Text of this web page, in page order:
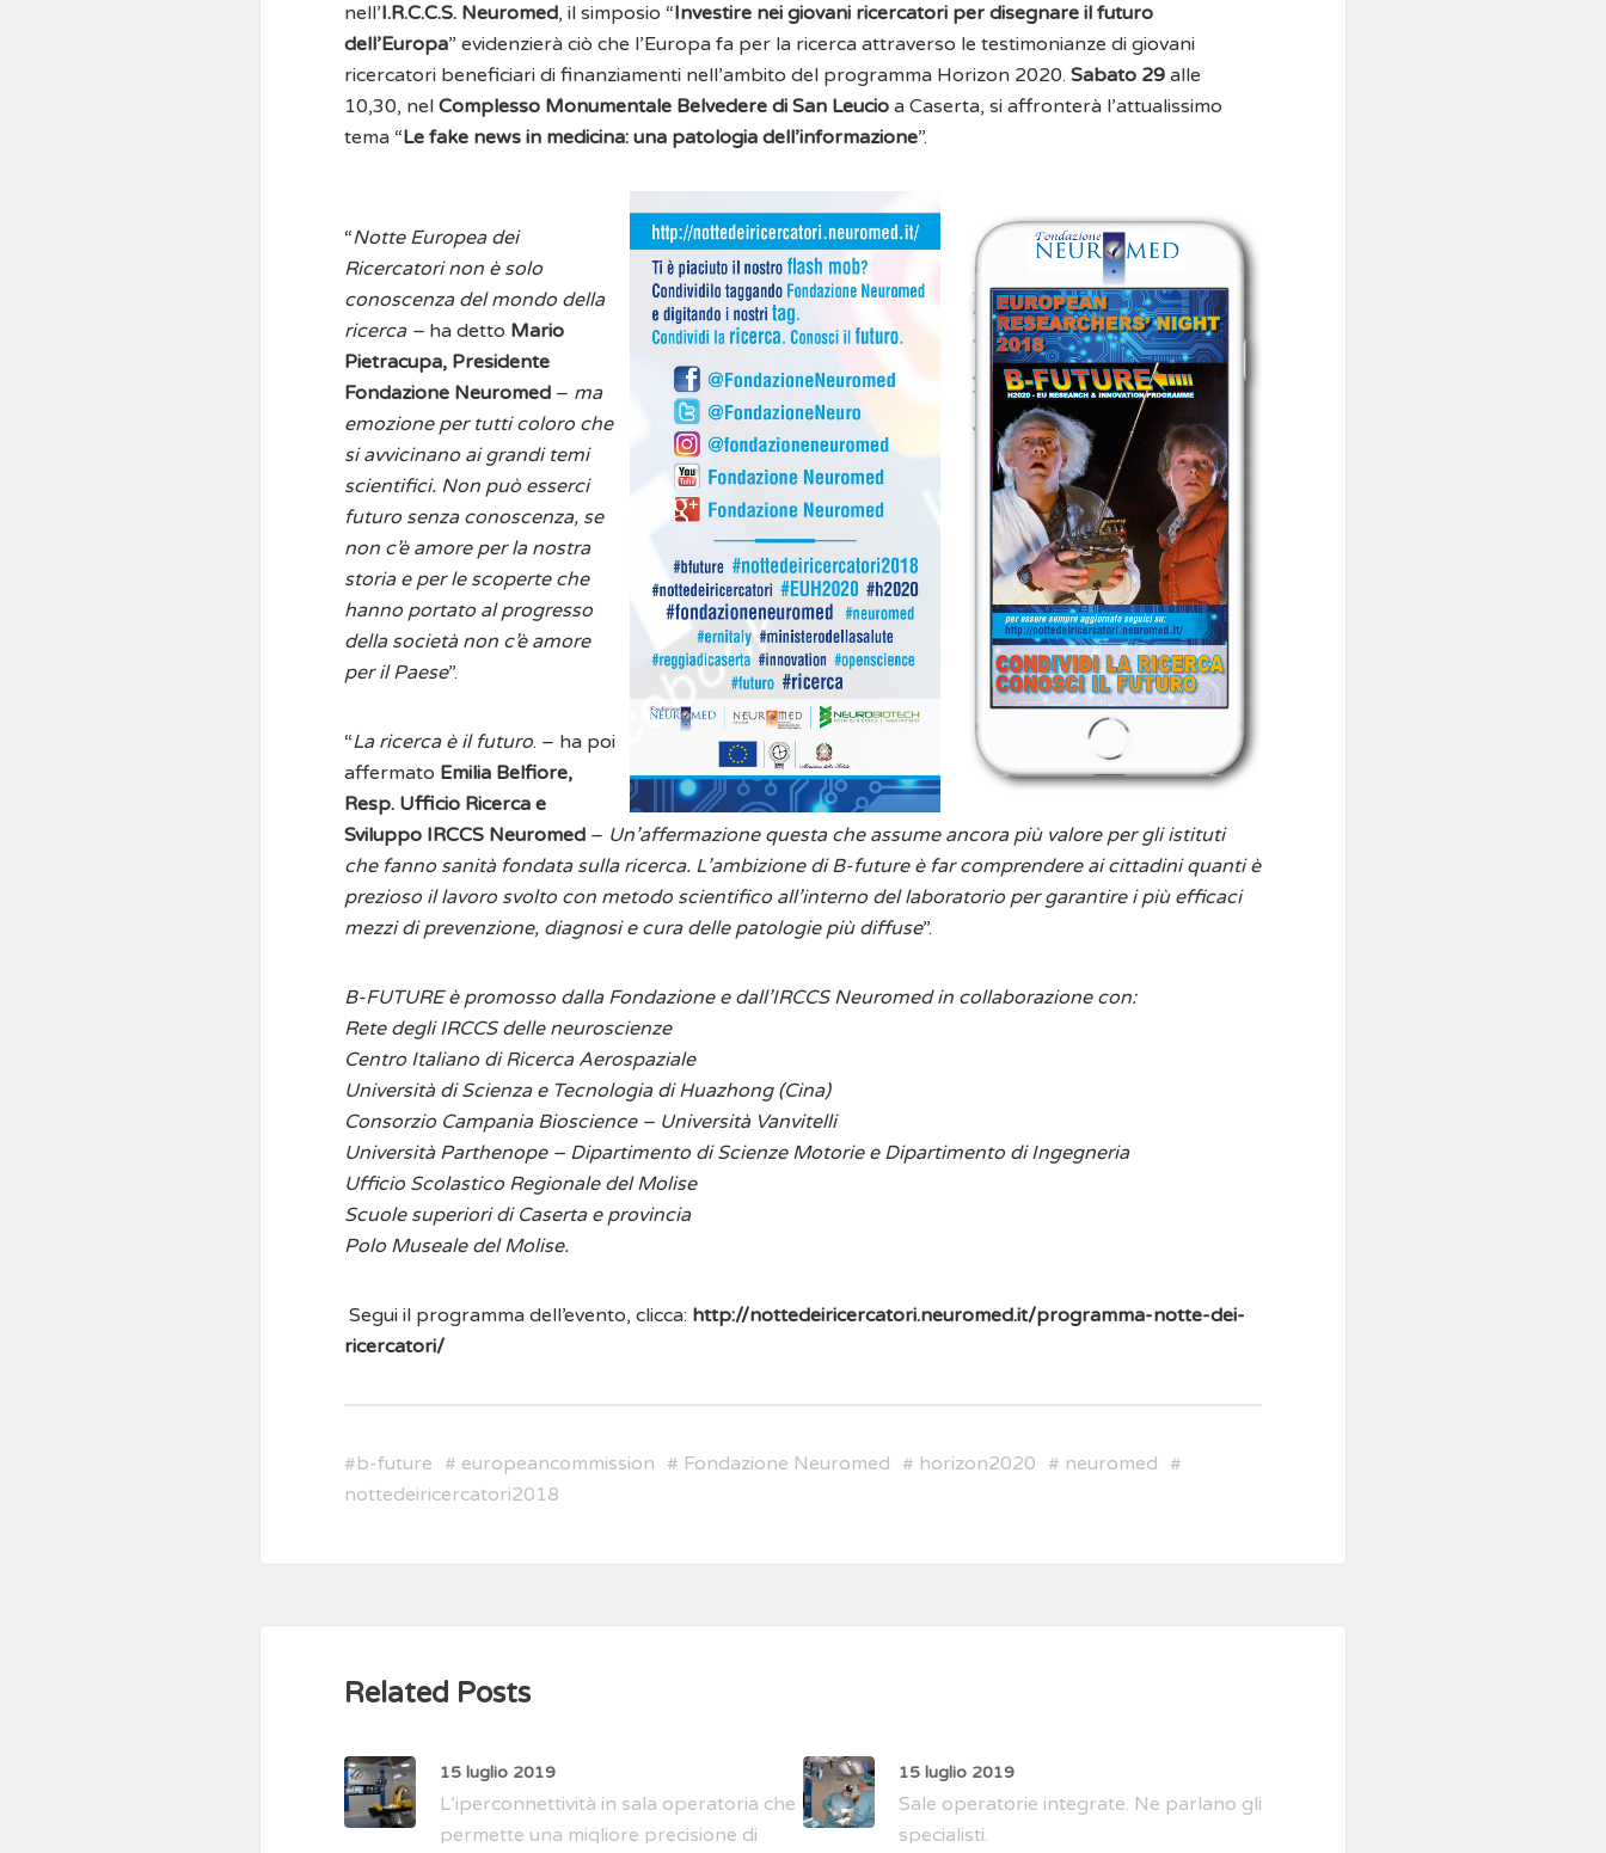
nell’I.R.C.C.S. Neuromed, il simposio “Investire nei giovani ricercatori per disegnare il futuro
dell’Europa” evidenzierà ciò che l’Europa fa per la ricerca attraverso le testimonianze di giovani
ricercatori beneficiari di finanziamenti nell’ambito del programma Horizon 2020. Sabato 29 alle
10,30, nel Complesso Monumentale Belvedere di San Leucio a Caserta, si affronterà l’attualissimo
tema “Le fake news in medicina: una patologia dell’informazione”.
“Notte Europea dei
Ricercatori non è solo
conoscenza del mondo della
ricerca – ha detto Mario
Pietracupa, Presidente
Fondazione Neuromed – ma
emozione per tutti coloro che
si avvicinano ai grandi temi
scientifici. Non può esserci
futuro senza conoscenza, se
non c’è amore per la nostra
storia e per le scoperte che
hanno portato al progresso
della società non c’è amore
per il Paese”.
“La ricerca è il futuro. – ha poi
affermato Emilia Belfiore,
Resp. Ufficio Ricerca e
Sviluppo IRCCS Neuromed – Un’affermazione questa che assume ancora più valore per gli istituti
che fanno sanità fondata sulla ricerca. L’ambizione di B-future è far comprendere ai cittadini quanti è
prezioso il lavoro svolto con metodo scientifico all’interno del laboratorio per garantire i più efficaci
mezzi di prevenzione, diagnosi e cura delle patologie più diffuse”.
B-FUTURE è promosso dalla Fondazione e dall’IRCCS Neuromed in collaborazione con:
Rete degli IRCCS delle neuroscienze
Centro Italiano di Ricerca Aerospaziale
Università di Scienza e Tecnologia di Huazhong (Cina)
Consorzio Campania Bioscience – Università Vanvitelli
Università Parthenope – Dipartimento di Scienze Motorie e Dipartimento di Ingegneria
Ufficio Scolastico Regionale del Molise
Scuole superiori di Caserta e provincia
Polo Museale del Molise.
Segui il programma dell’evento, clicca: http://nottedeiricercatori.neuromed.it/programma-notte-dei-
ricercatori/
#b-future # europeancommission # Fondazione Neuromed # horizon2020 # neuromed #
nottedeiricercatori2018
Related Posts
15 luglio 2019
L’iperconnettività in sala operatoria che
permette una migliore precisione di
15 luglio 2019
Sale operatorie integrate. Ne parlano gli
specialisti.